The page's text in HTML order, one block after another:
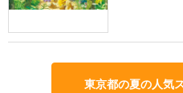
東京都の夏の人気